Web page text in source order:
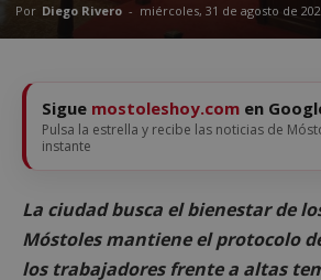
Por Diego Rivero - miércoles, 31 de agosto de
Sigue mostoleshoy.com en
Pulsa la estrella y recibe las noticias de
instante
La ciudad busca el bienestar de
Móstoles mantiene el protocolo
los trabajadores frente a altas